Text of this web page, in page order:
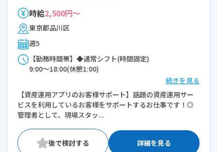
時給2,500円～
東京都品川区
週5
【勤務時間帯】◆通常シフト(時間固定)
9:00〜18:00(休憩1:00)
続きを見る
【資産運用アプリのお客様サポート】話題の資産運用サー
ビスを利用しているお客様をサポートするお仕事です！◎
管理者として、現場スタッ...
詳細を見る